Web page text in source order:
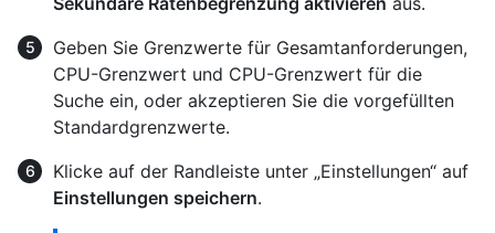
Geben Sie Grenzwerte für Gesamtanforderungen,
CPU-Grenzwert und CPU-Grenzwert für die
Suche ein, oder akzeptieren Sie die vorgefüllten
Standardgrenzwerte.
Klicke auf der Randleiste unter „Einstellungen“ auf
Einstellungen speichern.